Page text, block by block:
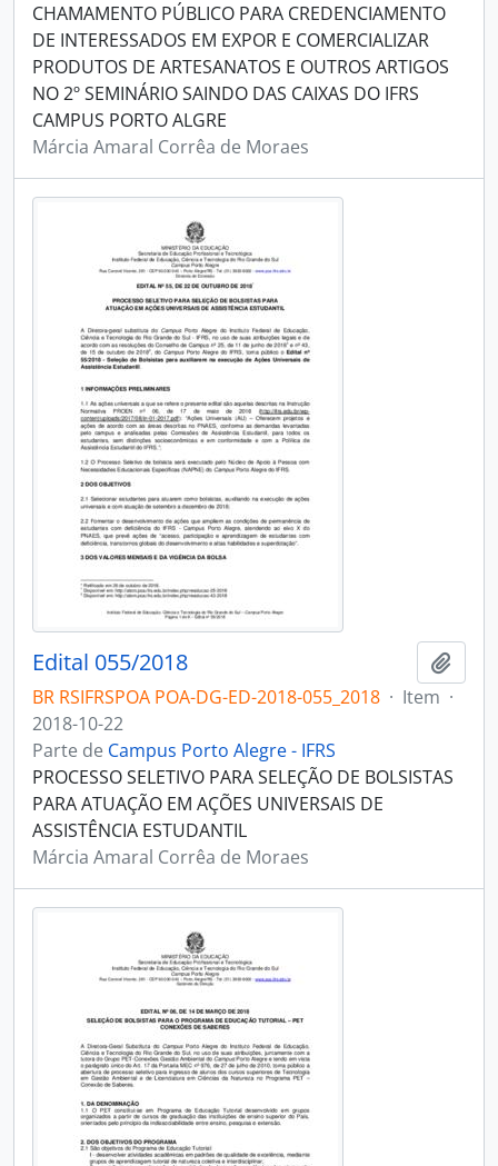
CHAMAMENTO PÚBLICO PARA CREDENCIAMENTO
DE INTERESSADOS EM EXPOR E COMERCIALIZAR
PRODUTOS DE ARTESANATOS E OUTROS ARTIGOS
NO 2º SEMINÁRIO SAINDO DAS CAIXAS DO IFRS
CAMPUS PORTO ALGRE
Márcia Amaral Corrêa de Moraes
Edital 055/2018
BR RSIFRSPOA POA-DG-ED-2018-055_2018 · Item ·
2018-10-22
Parte de Campus Porto Alegre - IFRS
PROCESSO SELETIVO PARA SELEÇÃO DE BOLSISTAS
PARA ATUAÇÃO EM AÇÕES UNIVERSAIS DE
ASSISTÊNCIA ESTUDANTIL
Márcia Amaral Corrêa de Moraes